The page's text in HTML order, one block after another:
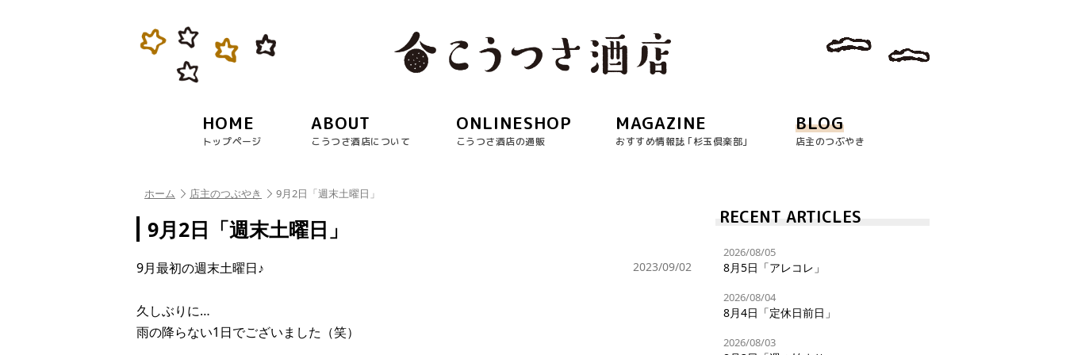
HOME
トップページ
ABOUT
こうつさ酒店について
ONLINESHOP
こうつさ酒店の通販
MAGAZINE
おすすめ情報誌 ｢杉玉倶楽部｣
BLOG
店主のつぶやき
ホーム 店主のつぶやき 9月2日「週末土曜日」
9月2日「週末土曜日」
2023/09/02
9月最初の週末土曜日♪
久しぶりに…
雨の降らない1日でございました（笑）
RECENT ARTICLES
2026/08/05
8月5日「アレコレ」
2026/08/04
8月4日「定休日前日」
2026/08/03